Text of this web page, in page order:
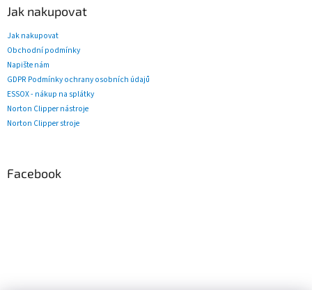
Jak nakupovat
Jak nakupovat
Obchodní podmínky
Napište nám
GDPR Podmínky ochrany osobních údajů
ESSOX - nákup na splátky
Norton Clipper nástroje
Norton Clipper stroje
Facebook